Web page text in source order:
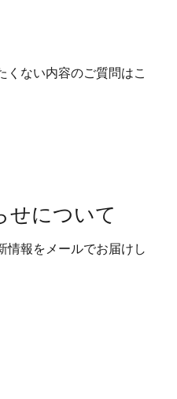
くない内容のご質問はこ
せについて
情報をメールでお届けし